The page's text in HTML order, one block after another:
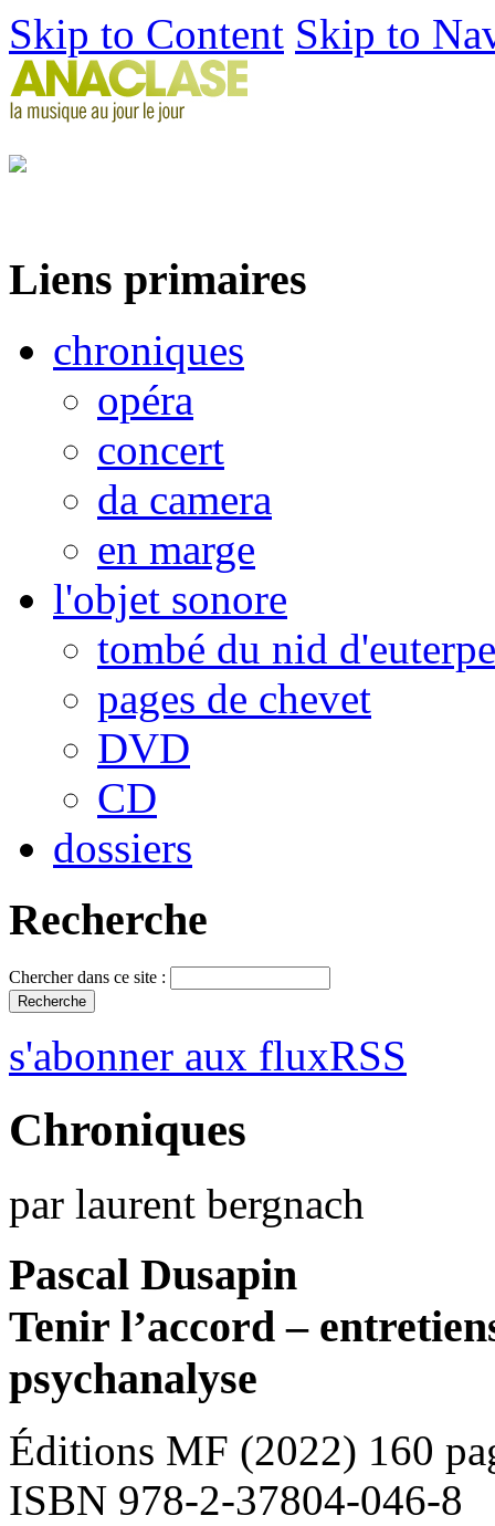
Skip to Content Skip to
Liens primaires
chroniques
opéra
concert
da camera
en marge
l'objet sonore
tombé du nid d'euterpe
pages de chevet
DVD
CD
dossiers
Recherche
Chercher dans ce site :
s'abonner aux fluxRSS
Chroniques
par laurent bergnach
Pascal Dusapin
Tenir l’accord –
psychanalyse
Éditions MF (2022) 160
ISBN 978-2-37804-046-8